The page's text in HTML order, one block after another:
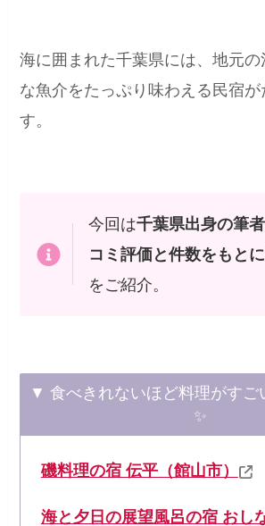
海に囲まれた千葉県には、地元
な魚介をたっぷり味わえる民宿が
す。
今回は千葉県出身の筆
コミ評価と件数をもと
をご紹介。
▼ 食べきれないほど料理がすご
✨
磯料理の宿 伝平（館山市）
海と夕日の展望風呂の宿 おし